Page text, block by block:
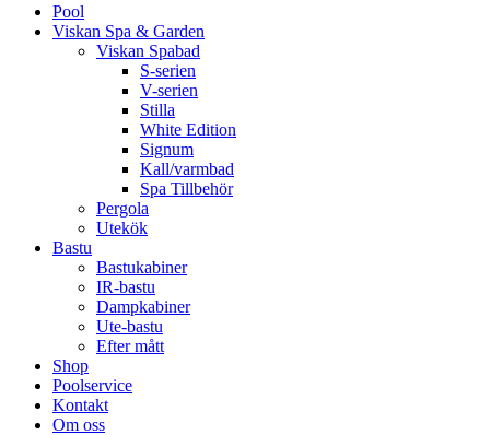
Pool
Viskan Spa & Garden
Viskan Spabad
S-serien
V-serien
Stilla
White Edition
Signum
Kall/varmbad
Spa Tillbehör
Pergola
Utekök
Bastu
Bastukabiner
IR-bastu
Dampkabiner
Ute-bastu
Efter mått
Shop
Poolservice
Kontakt
Om oss